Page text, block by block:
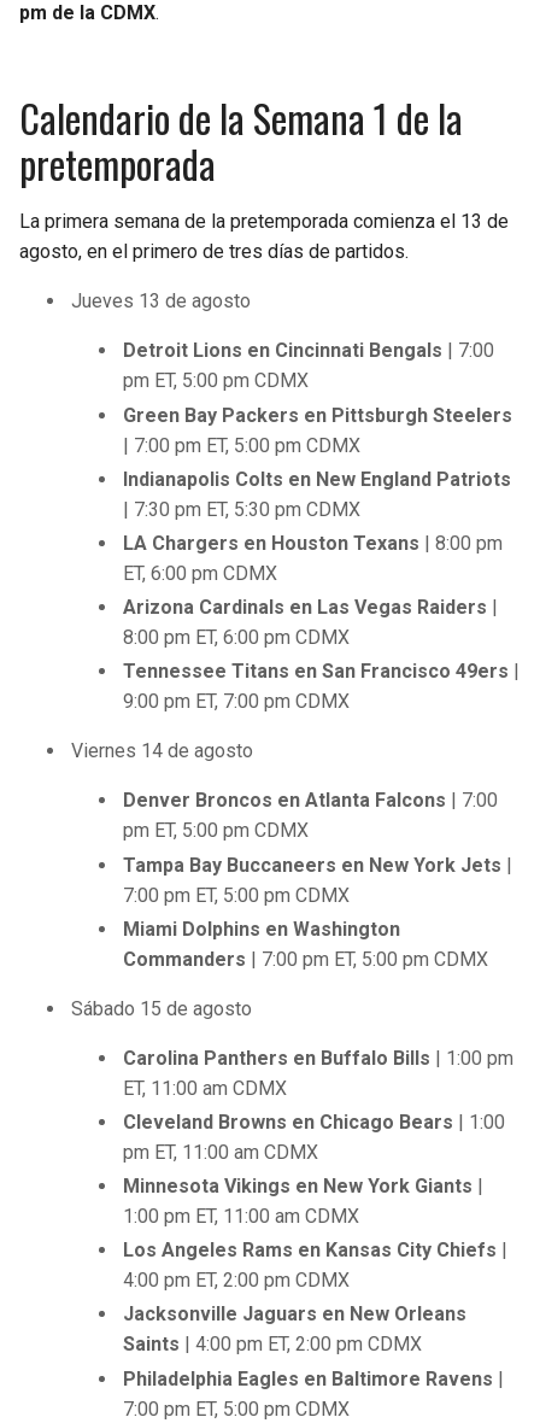
pm de la CDMX.
Calendario de la Semana 1 de la
pretemporada
La primera semana de la pretemporada comienza el 13 de
agosto, en el primero de tres días de partidos.
Jueves 13 de agosto
Detroit Lions en Cincinnati Bengals
| 7:00
pm ET, 5:00 pm CDMX
Green Bay Packers en Pittsburgh Steelers
| 7:00 pm ET, 5:00 pm CDMX
Indianapolis Colts en New England Patriots
| 7:30 pm ET, 5:30 pm CDMX
LA Chargers en Houston Texans | 8:00 pm
ET, 6:00 pm CDMX
Arizona Cardinals en Las Vegas Raiders |
8:00 pm ET, 6:00 pm CDMX
Tennessee Titans en San Francisco 49ers
9:00 pm ET, 7:00 pm CDMX
Viernes 14 de agosto
Denver Broncos en Atlanta Falcons
| 7:00
pm ET, 5:00 pm CDMX
Tampa Bay Buccaneers en New York Jets |
7:00 pm ET, 5:00 pm CDMX
Miami Dolphins en Washington
Commanders | 7:00 pm ET, 5:00 pm CDMX
Sábado 15 de agosto
Carolina Panthers en Buffalo Bills | 1:00 pm
ET, 11:00 am CDMX
Cleveland Browns en Chicago Bears | 1:00
pm ET, 11:00 am CDMX
Minnesota Vikings en New York Giants |
1:00 pm ET, 11:00 am CDMX
Los Angeles Rams en Kansas City Chiefs
4:00 pm ET, 2:00 pm CDMX
Jacksonville Jaguars en New Orleans
Saints
| 4:00 pm ET, 2:00 pm CDMX
Philadelphia Eagles en Baltimore Ravens |
7:00 pm ET, 5:00 pm CDMX